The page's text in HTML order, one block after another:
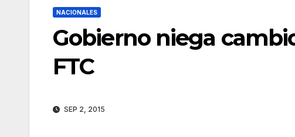
NACIONALES
Gobierno niega
FTC
SEP 2, 2015